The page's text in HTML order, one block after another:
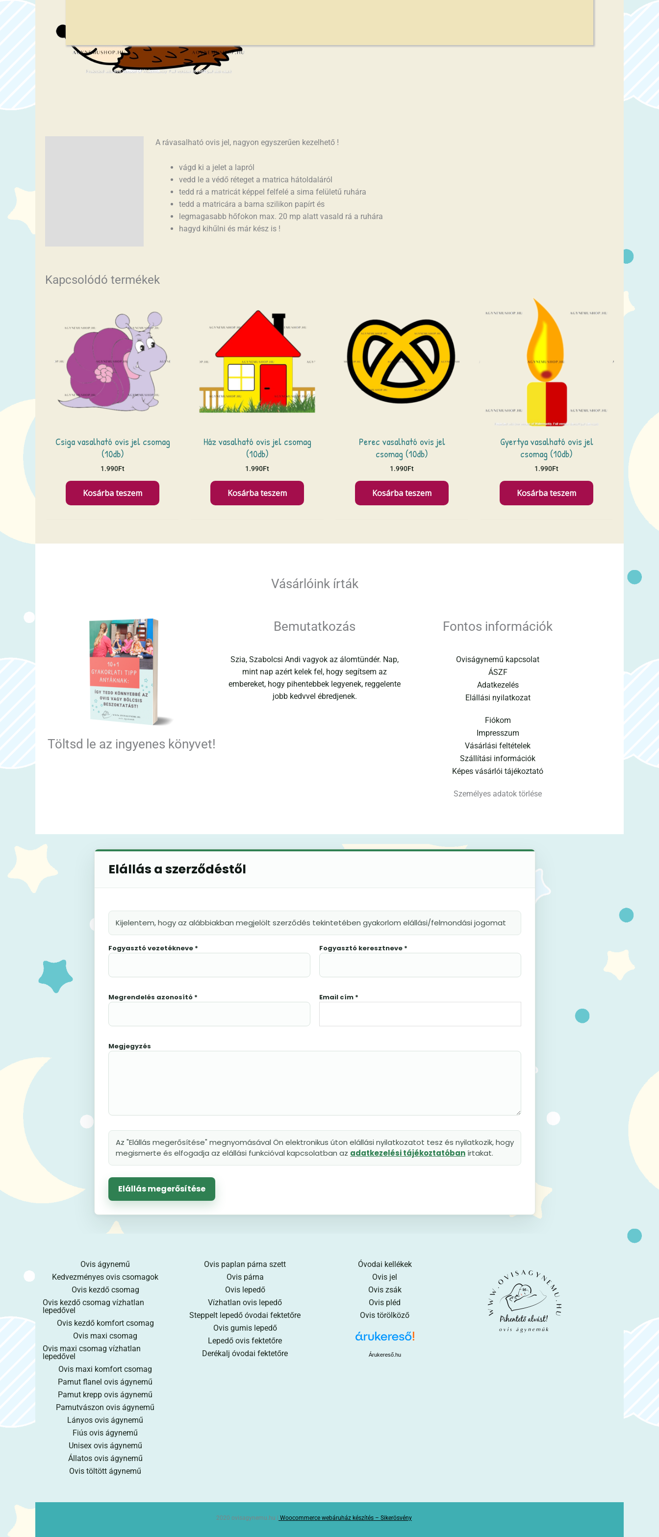
A rávasalható ovis jel, nagyon egyszerűen kezelhető !
vágd ki a jelet a lapról
vedd le a védő réteget a matrica hátoldaláról
tedd rá a matricát képpel felfelé a sima felületű ruhára
tedd a matricára a barna szilikon papírt és
legmagasabb hőfokon max. 20 mp alatt vasald rá a ruhára
hagyd kihűlni és már kész is !
Kapcsolódó termékek
Csiga vasalható ovis jel csomag
(10db)
1.990Ft
Kosárba teszem
Ház vasalható ovis jel csomag
(10db)
1.990Ft
Kosárba teszem
Perec vasalható ovis jel
csomag (10db)
1.990Ft
Kosárba teszem
Gyertya vasalható ovis jel
csomag (10db)
1.990Ft
Kosárba teszem
Vásárlóink írták
Töltsd le az ingyenes könyvet!
Bemutatkozás
Szia, Szabolcsi Andi vagyok az álomtündér. Nap,
mint nap azért kelek fel, hogy segítsem az
embereket, hogy pihentebbek legyenek, reggelente
jobb kedvvel ébredjenek.
Fontos információk
Oviságynemű kapcsolat
ÁSZF
Adatkezelés
Elállási nyilatkozat
Fiókom
Impresszum
Vásárlási feltételek
Szállítási információk
Képes vásárlói tájékoztató
Személyes adatok törlése
Elállás a szerződéstől
Kijelentem, hogy az alábbiakban megjelölt szerződés tekintetében gyakorlom elállási/felmondási jogomat
Fogyasztó vezetékneve * Fogyasztó keresztneve *
Megrendelés azonosító * Email cím *
Megjegyzés
Az "Elállás megerősítése" megnyomásával Ön elektronikus úton elállási nyilatkozatot tesz és nyilatkozik, hogy
megismerte és elfogadja az elállási funkcióval kapcsolatban az adatkezelési tájékoztatóbanírtakat.
Elállás megerősítése
Ovis ágynemű
Kedvezményes ovis csomagok
Ovis kezdő csomag
Ovis kezdő csomag vízhatlan
lepedővel
Ovis kezdő komfort csomag
Ovis maxi csomag
Ovis maxi csomag vízhatlan
lepedővel
Ovis maxi komfort csomag
Pamut flanel ovis ágynemű
Pamut krepp ovis ágynemű
Pamutvászon ovis ágynemű
Lányos ovis ágynemű
Fiús ovis ágynemű
Unisex ovis ágynemű
Állatos ovis ágynemű
Ovis töltött ágynemű
Ovis paplan párna szett
Ovis párna
Ovis lepedő
Vízhatlan ovis lepedő
Steppelt lepedő óvodai fektetőre
Ovis gumis lepedő
Lepedő ovis fektetőre
Derékalj óvodai fektetőre
Óvodai kellékek
Ovis jel
Ovis zsák
Ovis pléd
Ovis törölköző
Árukereső.hu
2020 ovisagynemu.hu | Woocommerce webáruház készítés – Sikerösvény